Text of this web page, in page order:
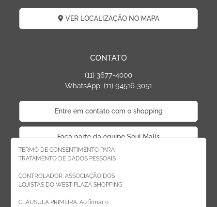
TERMO DE CONSENTIMENTO PARA
TRATAMENTO DE DADOS PESSOAIS
CONTROLADOR: ASSOCIAÇÃO DOS
LOJISTAS DO WEST PLAZA SHOPPING
CLÁUSULA PRIMEIRA: Ao firmar o
VER LOCALIZAÇÃO NO MAPA
CONTATO
(11) 3677-4000
WhatsApp: (11) 94516-3051
Entre em contato com o shopping
Faça parte da equipe Soul Malls
Faça parte da equipe West Plaza
Politica de privacidade